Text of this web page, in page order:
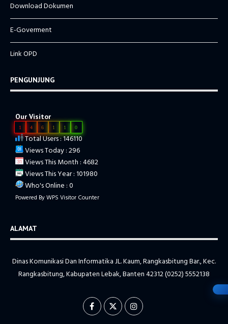
Download Dokumen
E-Goverment
Link OPD
PENGUNJUNG
Our Visitor
1 4 6 1 1 0
Total Users : 146110
Views Today : 296
Views This Month : 4682
Views This Year : 101980
Who's Online : 0
Powered ByWPS Visitor Counter
ALAMAT
Dinas Komunikasi Dan Informatika JL. Kaum, Rangkasbitung Bar., Kec.
Rangkasbitung, Kabupaten Lebak, Banten 42312 (0252) 5552138